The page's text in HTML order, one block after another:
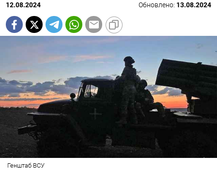
12.08.2024 Обновлено: 13.08.2024
Генштаб ВСУ